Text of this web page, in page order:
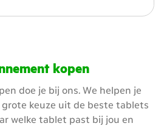
kopen
doe je bij ons. We helpen je
keuze uit de beste tablets
welke tablet past bij jou en